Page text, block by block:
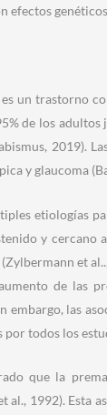
un trastorno
de los
2019).
y glaucoma
etiologías
y cercano
et
de las
embargo, las
todos los
que la
al., 1992). Esta